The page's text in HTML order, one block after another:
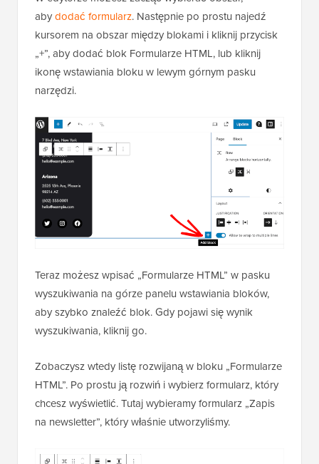
abydodać formularz. Następnie po prostu najedź
kursorem na obszar między blokami i kliknij przycisk
„+”, aby dodać blok Formularze HTML, lub kliknij
ikonę wstawiania bloku w lewym górnym pasku
narzędzi.
Teraz możesz wpisać „Formularze HTML” w pasku
wyszukiwania na górze panelu wstawiania bloków,
aby szybko znaleźć blok. Gdy pojawi się wynik
wyszukiwania, kliknij go.
Zobaczysz wtedy listę rozwijaną w bloku „Formularze
HTML”. Po prostu ją rozwiń i wybierz formularz, który
chcesz wyświetlić. Tutaj wybieramy formularz „Zapis
na newsletter”, który właśnie utworzyliśmy.